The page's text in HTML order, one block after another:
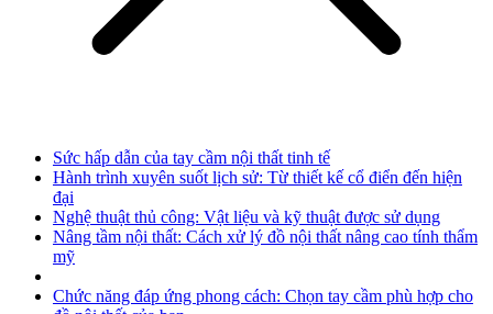
Sức hấp dẫn của tay cầm nội thất tinh tế
Hành trình xuyên suốt lịch sử: Từ thiết kế cổ điển đến hiện
đại
Nghệ thuật thủ công: Vật liệu và kỹ thuật được sử dụng
Nâng tầm nội thất: Cách xử lý đồ nội thất nâng cao tính thẩm
mỹ
Chức năng đáp ứng phong cách: Chọn tay cầm phù hợp cho